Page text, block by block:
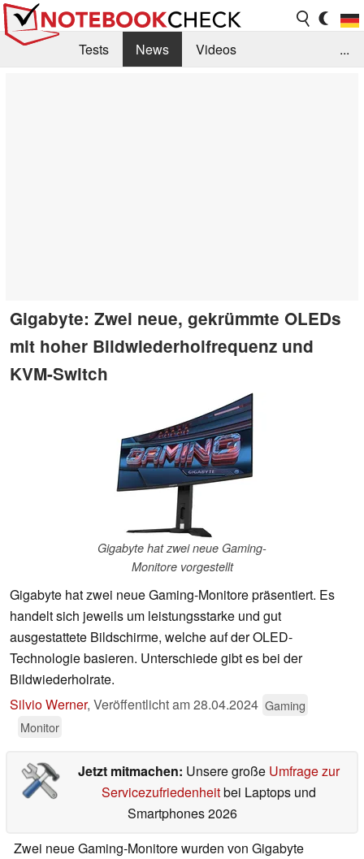
Tests News
Videos
...
Gigabyte: Zwei neue, gekrümmte OLEDs
mit hoher Bildwiederholfrequenz und
KVM-Switch
Gigabyte hat zwei neue Gaming-
Monitore vorgestellt
Gigabyte hat zwei neue Gaming-Monitore präsentiert. Es
handelt sich jeweils um leistungsstarke und gut
ausgestattete Bildschirme, welche auf der OLED-
Technologie basieren. Unterschiede gibt es bei der
Bildwiederholrate.
Silvio Werner, Veröffentlicht am28.04.2024 Gaming
Monitor
Jetzt mitmachen: Unsere große Umfrage zur
Servicezufriedenheitbei Laptops und
Smartphones 2026
Zwei neue Gaming-Monitore wurden von Gigabyte